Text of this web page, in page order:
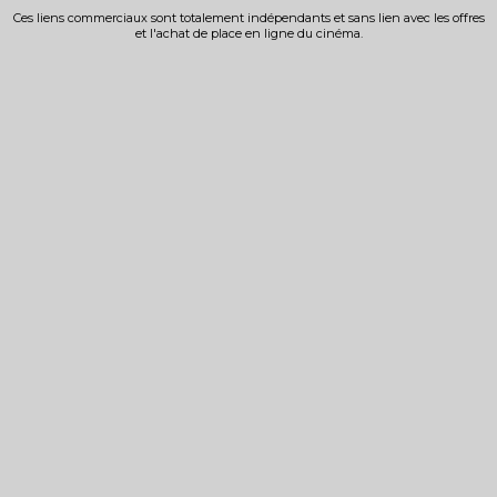
Ces liens commerciaux sont totalement indépendants et sans lien avec les offres
et l'achat de place en ligne du cinéma.